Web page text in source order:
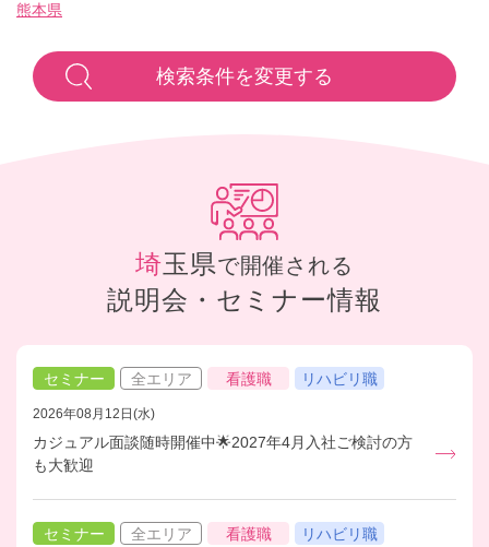
熊本県
検索条件を変更する
埼玉県で開催される
説明会・セミナー情報
セミナー 全エリア 看護職 リハビリ職
2026年08月12日(水)
カジュアル面談随時開催中🌟2027年4月入社ご検討の方
も大歓迎
セミナー 全エリア 看護職 リハビリ職